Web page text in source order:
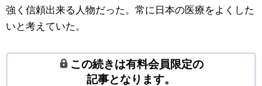
強く信頼出来る人物だった。常に日本の医療をよくした
いと考えていた。
この続きは有料会員限定の
記事となります。